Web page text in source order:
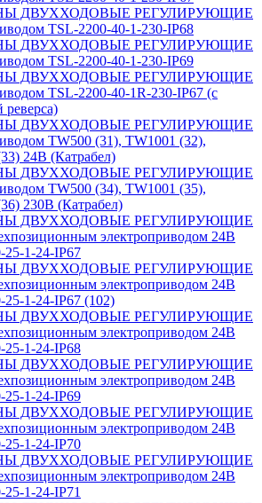
ДВУХХОДОВЫЕ РЕГУЛИРУЮЩИЕ
TSL-2200-40-1-230-IP68
ДВУХХОДОВЫЕ РЕГУЛИРУЮЩИЕ
TSL-2200-40-1-230-IP69
ДВУХХОДОВЫЕ РЕГУЛИРУЮЩИЕ
TSL-2200-40-1R-230-IP67 (с
ДВУХХОДОВЫЕ РЕГУЛИРУЮЩИЕ
TW500 (31), TW1001 (32),
24В (Катрабел)
ДВУХХОДОВЫЕ РЕГУЛИРУЮЩИЕ
TW500 (34), TW1001 (35),
230В (Катрабел)
ДВУХХОДОВЫЕ РЕГУЛИРУЮЩИЕ
электроприводом 24В
25-1-24-IP67
ДВУХХОДОВЫЕ РЕГУЛИРУЮЩИЕ
электроприводом 24В
25-1-24-IP67 (102)
ДВУХХОДОВЫЕ РЕГУЛИРУЮЩИЕ
электроприводом 24В
25-1-24-IP68
ДВУХХОДОВЫЕ РЕГУЛИРУЮЩИЕ
электроприводом 24В
25-1-24-IP69
ДВУХХОДОВЫЕ РЕГУЛИРУЮЩИЕ
электроприводом 24В
25-1-24-IP70
ДВУХХОДОВЫЕ РЕГУЛИРУЮЩИЕ
электроприводом 24В
1-24-IP71